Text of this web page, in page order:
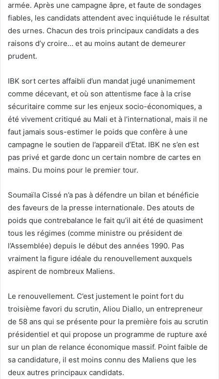
armée. Après une campagne âpre, et faute de sondages
fiables, les candidats attendent avec inquiétude le résultat
des urnes. Chacun des trois principaux candidats a des
raisons d’y croire… et au moins autant de demeurer
prudent.
IBK sort certes affaibli d’un mandat jugé unanimement
comme décevant, et où son attentisme face à la crise
sécuritaire comme sur les enjeux socio-économiques, a
été vivement critiqué au Mali et à l’international, mais il ne
faut jamais sous-estimer le poids que confère à une
campagne le soutien de l’appareil d’Etat. IBK ne s’en est
pas privé et garde donc un certain nombre de cartes en
mains. Du moins pour le premier tour.
Soumaïla Cissé n’a pas à défendre un bilan et bénéficie
des faveurs de la presse internationale. Des atouts de
poids que contrebalance le fait qu’il ait été de quasiment
tous les régimes (comme ministre ou président de
l’Assemblée) depuis le début des années 1990. Pas
vraiment la figure idéale du renouvellement auxquels
aspirent de nombreux Maliens.
Le renouvellement. C’est justement le point fort du
troisième favori du scrutin, Aliou Diallo, un entrepreneur
de 58 ans qui se présente pour la première fois au scrutin
présidentiel et qui propose un programme de rupture axé
sur un plan de relance économique massif. Point faible de
sa candidature, il est moins connu des Maliens que les
deux autres principaux candidats.